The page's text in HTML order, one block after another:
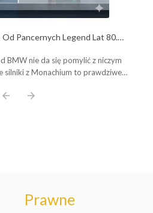
Pancernych Legend Lat 80.
BMW nie da się pomylić z niczym
silniki z Monachium to prawdziwe,
arrow_back arrow_forward
Prawne